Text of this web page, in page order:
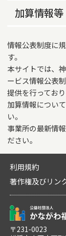
8時30分～17
営業時間（
その他の年
なし
営業時間に
評価実施の有
なし
利用者意向
あり
損害保険加
サービス内容
サービス提供
サービス提
相模原市中
認知症対応の
あり
特別食・治
あり
重要事項説
静養室数
近隣の神社
出イベント
看護職員
機能訓練指
介護職員が
介護福祉士
介護職員初任
機能訓練指
機能訓練指
格
食事代（お
紙おむつ・
パット代
日常生活費
実費でいた
介護保険外
通常の時間
キャンセル
なし
単位情報
日、月、火
営業時間（
08:30～
営業時間（
営業時間（
08:30～
サービス提供
09:30～16:30
定員
35
加算情報等
2026年06月
施設等の区
通常規模型事
職員の欠員
なし
高齢者虐待
基準型
業務継続計
基準型
感染症又は
情報公表制度に
す。
本サイトでは、
ービス情報公表
提供を行っており
加算情報につい
い。
事業所の最新情
ださい。
利用規約
著作権及びリン
〒231-0023